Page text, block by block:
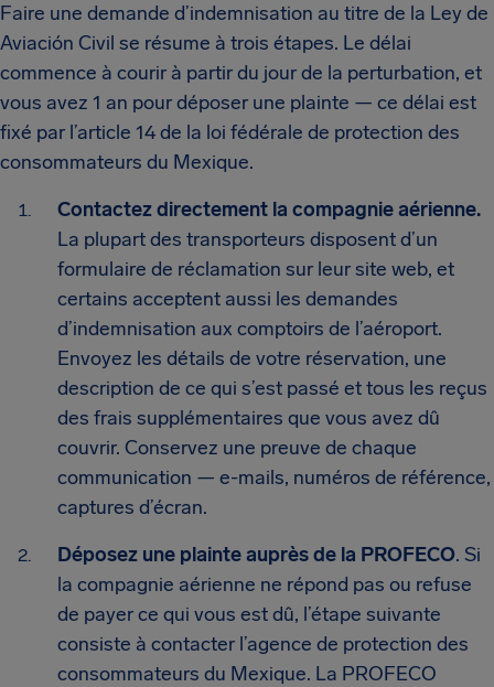
Faire une demande d’indemnisation au titre de la Ley de
Aviación Civil se résume à trois étapes. Le délai
commence à courir à partir du jour de la perturbation, et
vous avez 1 an pour déposer une plainte — ce délai est
fixé par l’article 14 de la loi fédérale de protection des
consommateurs du Mexique.
Contactez directement la compagnie aérienne.
La plupart des transporteurs disposent d’un
formulaire de réclamation sur leur site web, et
certains acceptent aussi les demandes
d’indemnisation aux comptoirs de l’aéroport.
Envoyez les détails de votre réservation, une
description de ce qui s’est passé et tous les reçus
des frais supplémentaires que vous avez dû
couvrir. Conservez une preuve de chaque
communication — e-mails, numéros de référence,
captures d’écran.
Déposez une plainte auprès de la PROFECO. Si
la compagnie aérienne ne répond pas ou refuse
de payer ce qui vous est dû, l’étape suivante
consiste à contacter l’agence de protection des
consommateurs du Mexique. La PROFECO